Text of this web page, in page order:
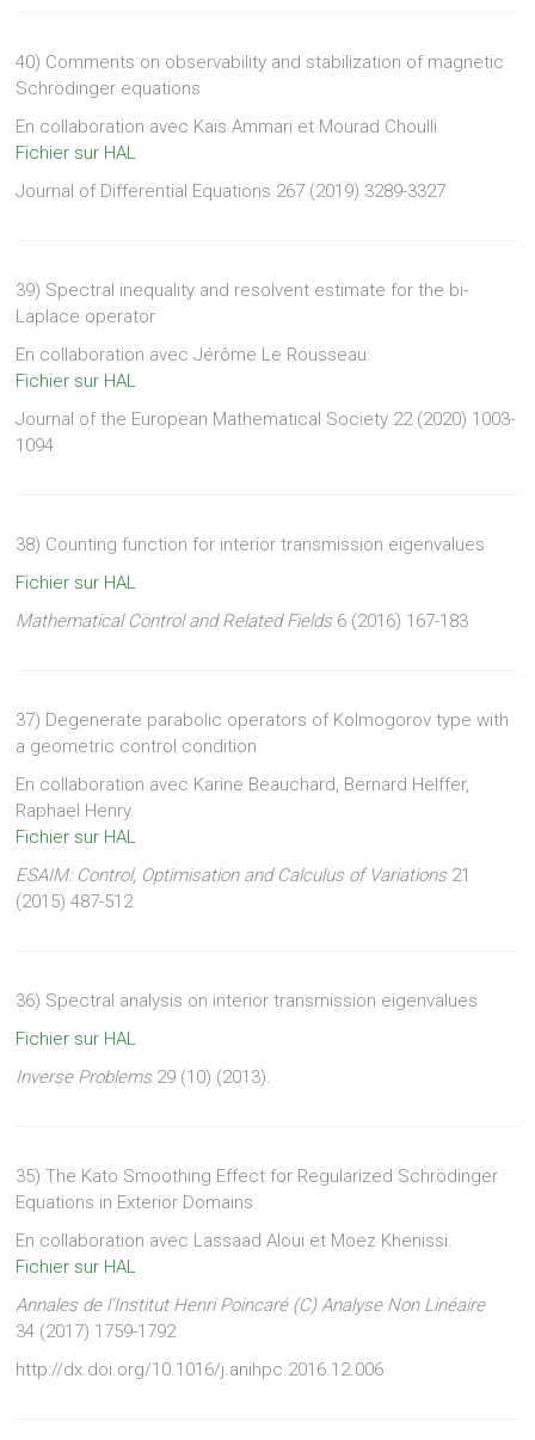
40) Comments on observability and stabilization of magnetic
Schrödinger equations
En collaboration avec Kaïs Ammari et Mourad Choulli.
Fichier sur HAL
Journal of Differential Equations 267 (2019) 3289-3327
39) Spectral inequality and resolvent estimate for the bi-
Laplace operator
En collaboration avec Jérôme Le Rousseau.
Fichier sur HAL
Journal of the European Mathematical Society 22 (2020) 1003-
1094
38) Counting function for interior transmission eigenvalues
Fichier sur HAL
Mathematical Control and Related Fields 6 (2016) 167-183
37) Degenerate parabolic operators of Kolmogorov type with
a geometric control condition
En collaboration avec Karine Beauchard, Bernard Helffer,
Raphael Henry.
Fichier sur HAL
ESAIM: Control, Optimisation and Calculus of Variations 21
(2015) 487-512
36) Spectral analysis on interior transmission eigenvalues
Fichier sur HAL
Inverse Problems 29 (10) (2013).
35) The Kato Smoothing Effect for Regularized Schrödinger
Equations in Exterior Domains
En collaboration avec Lassaad Aloui et Moez Khenissi.
Fichier sur HAL
Annales de l’Institut Henri Poincaré (C) Analyse Non Linéaire
34 (2017) 1759-1792
http://dx.doi.org/10.1016/j.anihpc.2016.12.006